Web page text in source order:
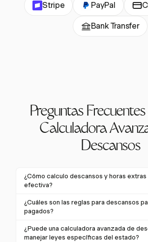
Stripe PayPal
Bank Transfer
Preguntas
Calculadora
Descansos
¿Cómo calculo descansos y horas extras
efectiva?
Calcular descansos y horas extras
las regulaciones federales y estatales.
afectando los cálculos de horas
¿Cuáles son las reglas para descansos
pagados?
Bajo las pautas federales, los
menos de 20 minutos son pagados,
¿Puede una calculadora avanzada de
manejar leyes específicas del estado?